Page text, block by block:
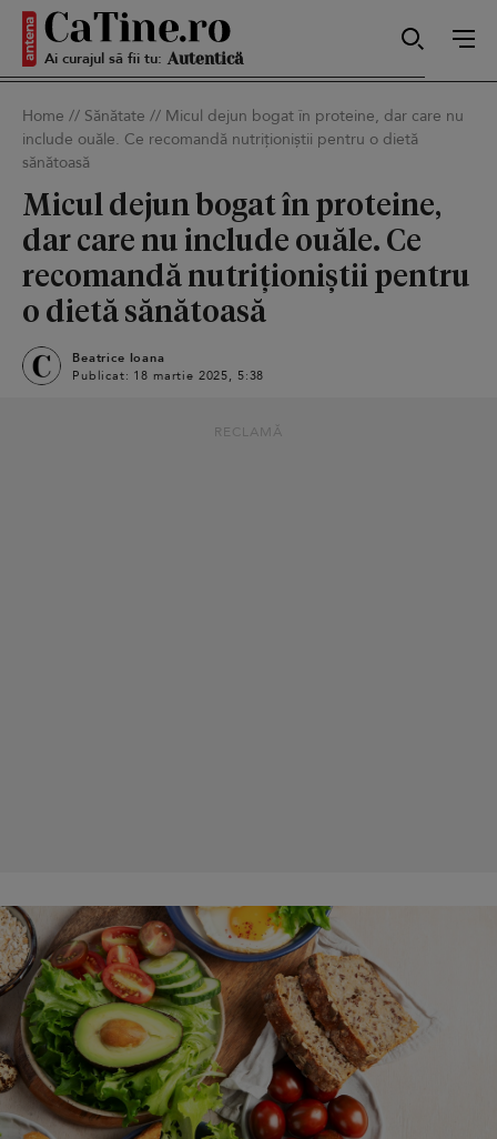
Ai curajul să fii tu: Sexy
Home // Sănătate // Micul dejun bogat în proteine, dar care nu
include ouăle. Ce recomandă nutriționiștii pentru o dietă
sănătoasă
Micul dejun bogat în proteine,
dar care nu include ouăle. Ce
recomandă nutriționiștii pentru
o dietă sănătoasă
Beatrice Ioana
Publicat: 18 martie 2025, 5:38
RECLAMĂ